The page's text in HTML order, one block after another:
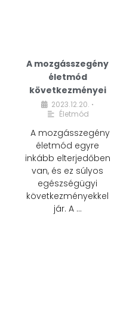
A mozgásszegény
életmód
következményei
2023.12.20. •
Életmód
A mozgásszegény
életmód egyre
inkább elterjedőben
van, és ez súlyos
egészségügyi
következményekkel
jár. A …